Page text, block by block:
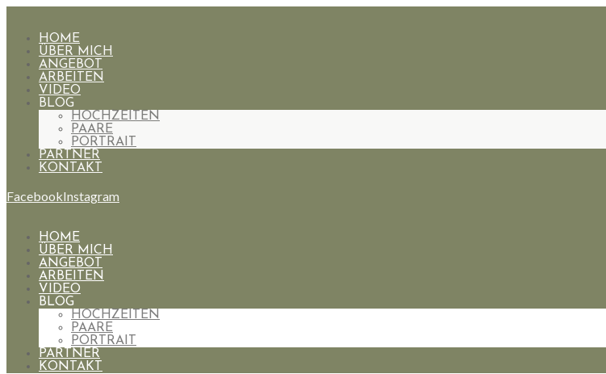
HOME
ÜBER MICH
ANGEBOT
ARBEITEN
VIDEO
BLOG
HOCHZEITEN
PAARE
PORTRAIT
PARTNER
KONTAKT
FacebookInstagram
HOME
ÜBER MICH
ANGEBOT
ARBEITEN
VIDEO
BLOG
HOCHZEITEN
PAARE
PORTRAIT
PARTNER
KONTAKT